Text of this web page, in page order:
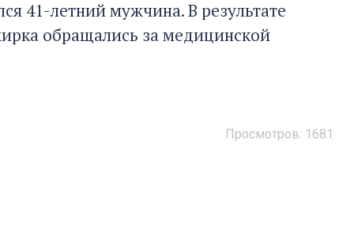
41-летний мужчина. В результате
обращались за медицинской
Просмотров: 1681